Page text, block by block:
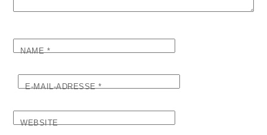
NAME*
E-MAIL-ADRESSE*
WEBSITE